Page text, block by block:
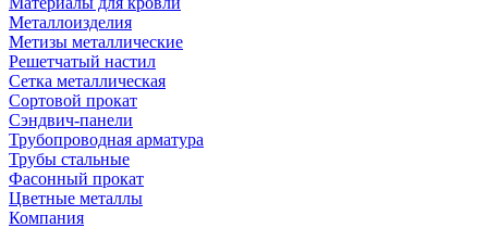
Металлоизделия
Метизы металлические
Решетчатый настил
Сетка металлическая
Сортовой прокат
Сэндвич-панели
Трубопроводная арматура
Трубы стальные
Фасонный прокат
Цветные металлы
Компания